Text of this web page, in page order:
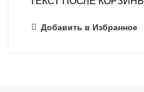
Добавить в Избранное